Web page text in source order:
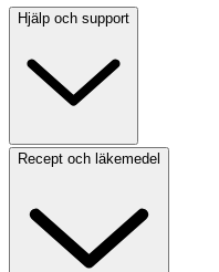
Hjälp och support
Recept och läkemedel